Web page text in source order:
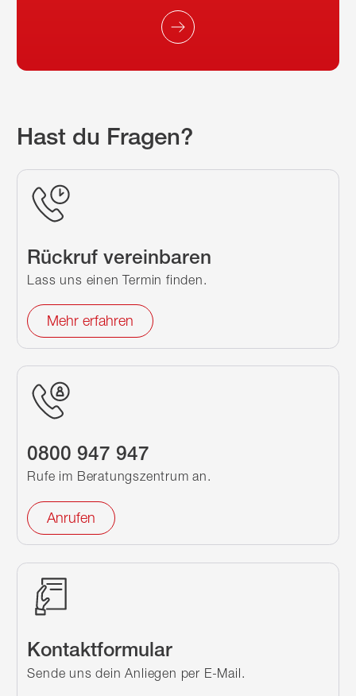
Hast du Fragen?
Rückruf vereinbaren
Lass uns einen Termin finden.
Mehr erfahren
0800 947 947
Rufe im Beratungszentrum an.
Anrufen
Kontaktformular
Sende uns dein Anliegen per E-Mail.